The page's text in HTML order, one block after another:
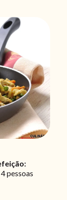
4 pessoas